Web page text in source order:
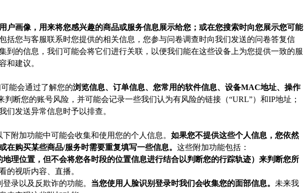
画像，用来将您感兴趣的商品或服务信息展示给您；或在您搜索时向您展示您可能
您与客服联系时您提供的相关信息，您参与问卷调查时向我们发送的问卷答复信
的信息，我们可能会将它们进行关联，以便我们能在这些设备上为您提供一致的服
和建议。
能会通过了解您的浏览信息、订单信息、您常用的软件信息、设备MAC地址、操作
判断您的账号风险，并可能会记录一些我们认为有风险的链接（“URL”）和IP地址；
发送异常信息时予以排查。
附加功能中可能会收集和使用您的个人信息。 如果您不提供这些个人信息，您依然
购买某些商品/服务时需要重复填写一些信息。 这些附加功能包括：
理位置，但不会将您各时段的位置信息进行结合以判断您的行踪轨迹）来判断您所
的视听内容、直播。
录以及反欺诈的功能。 当您使用人脸识别登录时我们会收集您的面部信息。 未来我